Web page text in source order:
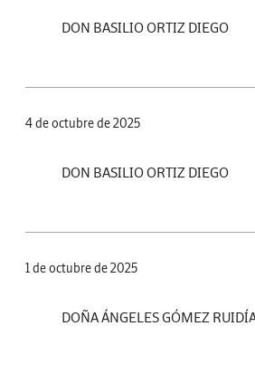
DON BASILIO ORTIZ DIEGO
4 de octubre de 2025
DON BASILIO ORTIZ DIEGO
1 de octubre de 2025
DOÑA ÁNGELES GÓMEZ